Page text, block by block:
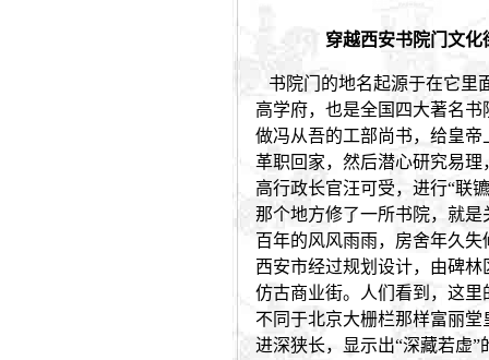
穿越西安书院门文化
书院门的地名起源于在它里
高学府，也是全国四大著名
做冯从吾的工部尚书，给皇帝
革职回家，然后潜心研究易
高行政长官汪可受，进行“联
那个地方修了一所书院，就
百年的风风雨雨，房舍年久
西安市经过规划设计，由碑
仿古商业街。人们看到，这
不同于北京大栅栏那样富丽
进深狭长，显示出“深藏若虚”